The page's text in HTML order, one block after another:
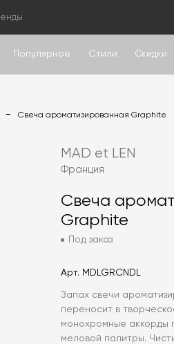
Популярное Стили Скидки
Свеча ароматизированная Graphite
MAD et LEN
Франция
Свеча
Graphite
Под заказ
Арт. MDLGRCNDL
Запах свечи
переносит в
монохромные аккорды
меловой палитры.